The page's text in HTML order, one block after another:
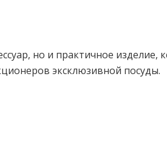
но и практичное изделие,
эксклюзивной посуды.